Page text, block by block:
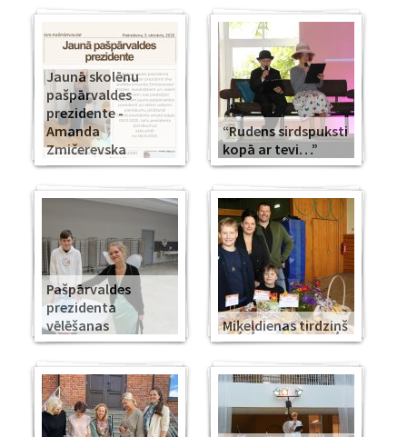
Jaunā skolēnu
pašpārvaldes
prezidente -
Amanda
Zmičerevska
“Rudens sirdspuksti
kopā ar tevi…”
Pašpārvaldes
prezidenta
vēlēšanas
Miķeļdienas tirdziņš